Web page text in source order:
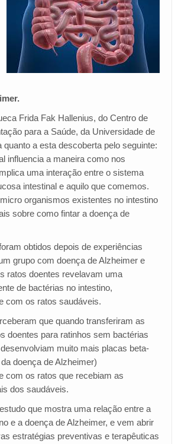
Frida Fak Hallenius, do Centro de
para a Saúde, da Universidade de
quanto a esta descoberta pelo seguinte:
influencia a maneira como nos
uma interação entre o sistema
intestinal e aquilo que comemos.
organismos existentes no intestino
sobre como fintar a doença de
obtidos depois de experiências
grupo com doença de Alzheimer e
ratos doentes revelavam uma
de bactérias no intestino,
com os ratos saudáveis.
que quando transferiram as
doentes para ratinhos sem bactérias
muito mais placas beta-
doença de Alzheimer)
com os ratos que recebiam as
dos saudáveis.
que mostra uma relação entre a
e a doença de Alzheimer, e vem abrir
estratégias preventivas e terapêuticas